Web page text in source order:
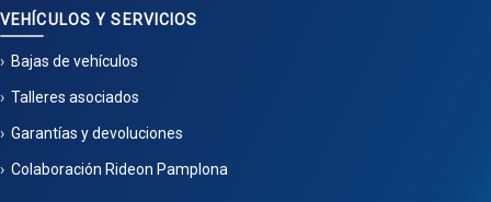
VEHÍCULOS Y SERVICIOS
Bajas de vehículos
Talleres asociados
Garantías y devoluciones
Colaboración Rideon Pamplona